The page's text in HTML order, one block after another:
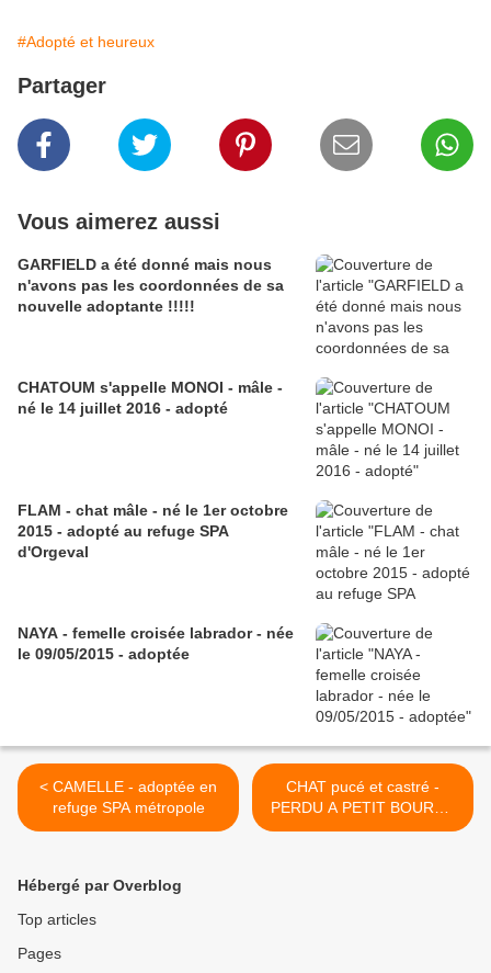
#Adopté et heureux
Partager
Vous aimerez aussi
GARFIELD a été donné mais nous
n'avons pas les coordonnées de sa
nouvelle adoptante !!!!!
CHATOUM s'appelle MONOI - mâle -
né le 14 juillet 2016 - adopté
FLAM - chat mâle - né le 1er octobre
2015 - adopté au refuge SPA
d'Orgeval
NAYA - femelle croisée labrador - née
le 09/05/2015 - adoptée
< CAMELLE - adoptée en
refuge SPA métropole
CHAT pucé et castré -
PERDU A PETIT BOURG -
en décembre 2015 >
Hébergé par Overblog
Top articles
Pages